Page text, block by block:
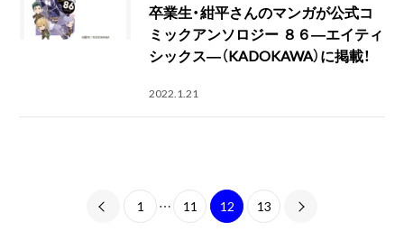
卒業生・紺平さんのマンガが公式コ
ミックアンソロジー ８６―エイティ
シックス―（KADOKAWA）に掲載！
2022.1.21
1 … 11 12 13